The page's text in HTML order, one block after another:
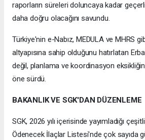
raporların süreleri doluncaya kadar
daha doğru olacağını savundu.
Türkiye'nin e-Nabız, MEDULA ve MHRS
altyapısına sahip olduğunu hatırlatan
değil, planlama ve koordinasyon
öne sürdü.
BAKANLIK VE SGK'DAN DÜZENLEME
SGK, 2026 yılı içerisinde yayımladığı
Ödenecek İlaçlar Listesi'nde çok sayıda